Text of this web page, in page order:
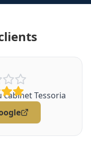
cabinet Tessoria